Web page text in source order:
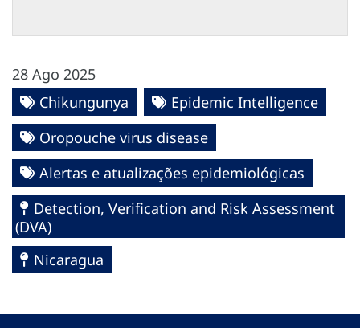
28 Ago 2025
Chikungunya
Epidemic Intelligence
Oropouche virus disease
Alertas e atualizações epidemiológicas
Detection, Verification and Risk Assessment
(DVA)
Nicaragua